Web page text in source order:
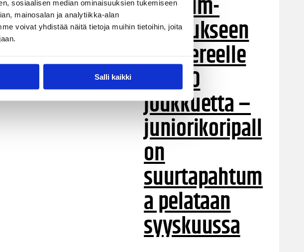
sosiaalisen median ominaisuuksien tukemiseen
mainosalan ja analytiikka-alan
voivat yhdistää näitä tietoja muihin tietoihin, joita
Salli kaikki
turnaukseen
Tampereelle
yli 200
joukkuetta –
juniorikoripall
on
suurtapahtum
a pelataan
syyskuussa